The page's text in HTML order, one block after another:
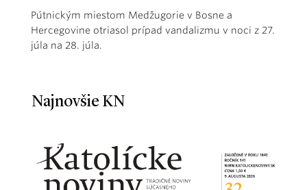
Pútnickým miestom Medžugorie v Bosne a
Hercegovine otriasol prípad vandalizmu v noci z 27.
júla na 28. júla.
Najnovšie KN